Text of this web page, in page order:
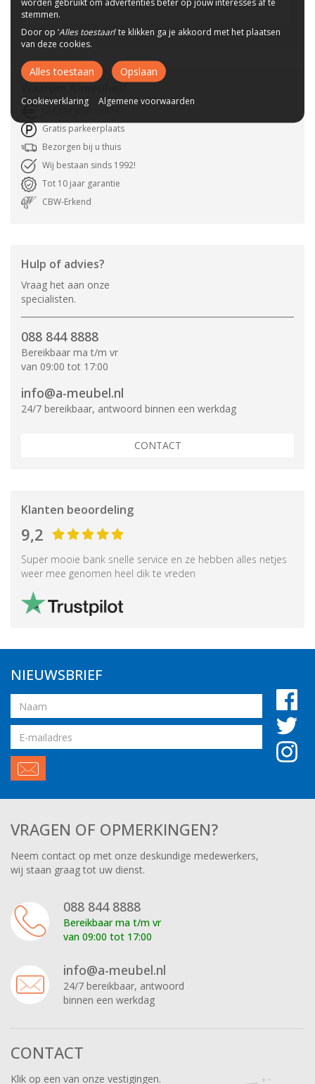
WaaromA-meubel?
Laagste prijs van NL
Gratis parkeerplaats
Bezorgen bij u thuis
Wij bestaan sinds 1992!
Tot 10 jaar garantie
CBW-Erkend
Hulp of advies?
Vraag het aan onze
specialisten.
088 844 8888
Bereikbaar ma t/m vr
van 09:00 tot 17:00
info@a-meubel.nl
24/7 bereikbaar, antwoord binnen een werkdag
CONTACT
Klanten beoordeling
9,2
Super mooie bank snelle service en ze hebben alles netjes
weer mee genomen heel dik te vreden
NIEUWSBRIEF
Naam
Email
adres
VRAGEN OF OPMERKINGEN?
Neem contact op met onze deskundige medewerkers,
wij staan graag tot uw dienst.
088 844 8888
Bereikbaar ma t/m vr
van 09:00 tot 17:00
info@a-meubel.nl
24/7 bereikbaar, antwoord
binnen een werkdag
CONTACT
Klik op een van onze vestigingen.
stemmen.
Door op ‘Alles toestaan’ te klikken ga je akkoord met het plaatsen
van deze cookies.
Alles toestaan Opslaan
Cookieverklaring Algemene voorwaarden